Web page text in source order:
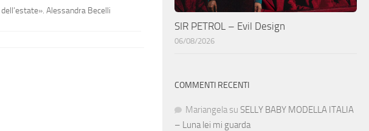
Alessandra Becelli
SIR PETROL – Evil Design
06/08/2026
COMMENTI RECENTI
Mariangela su SELLY BABY MODELLA ITALIA
– Luna lei mi guarda